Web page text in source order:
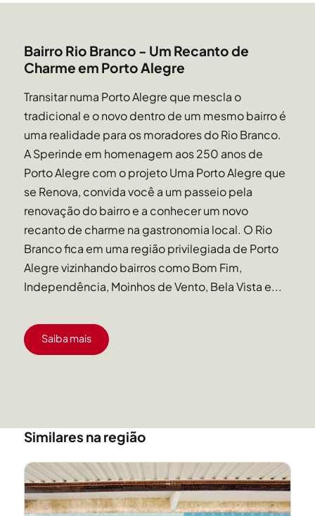
Bairro Rio Branco - Um Recanto de
Charme em Porto Alegre
Transitar numa Porto Alegre que mescla o
tradicional e o novo dentro de um mesmo bairro é
uma realidade para os moradores do Rio Branco.
A Sperinde em homenagem aos 250 anos de
Porto Alegre com o projeto Uma Porto Alegre que
se Renova, convida você a um passeio pela
renovação do bairro e a conhecer um novo
recanto de charme na gastronomia local. O Rio
Branco fica em uma região privilegiada de Porto
Alegre vizinhando bairros como Bom Fim,
Independência, Moinhos de Vento, Bela Vista e...
Saiba mais
Similares na região